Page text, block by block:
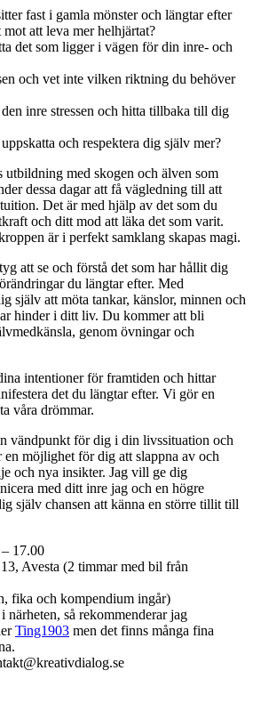
fast i gamla mönster och längtar efter
att leva mer helhjärtat?
det som ligger i vägen för din inre- och
och vet inte vilken riktning du behöver
inre stressen och hitta tillbaka till dig
och respektera dig själv mer?
utbildning med skogen och älven som
dessa dagar att få vägledning till att
Det är med hjälp av det som du
och ditt mod att läka det som varit.
är i perfekt samklang skapas magi.
att se och förstå det som har hållit dig
du längtar efter. Med
själv att möta tankar, känslor, minnen och
hinder i ditt liv. Du kommer att bli
genom övningar och
intentioner för framtiden och hittar
det du längtar efter. Vi gör en
våra drömmar.
vändpunkt för dig i din livssituation och
en möjlighet för dig att slappna av och
och nya insikter. Jag vill ge dig
med ditt inre jag och en högre
själv chansen att känna en större tillit till
17.00
Avesta (2 timmar med bil från
fika och kompendium ingår)
så rekommenderar jag
Ting1903 men det finns många fina